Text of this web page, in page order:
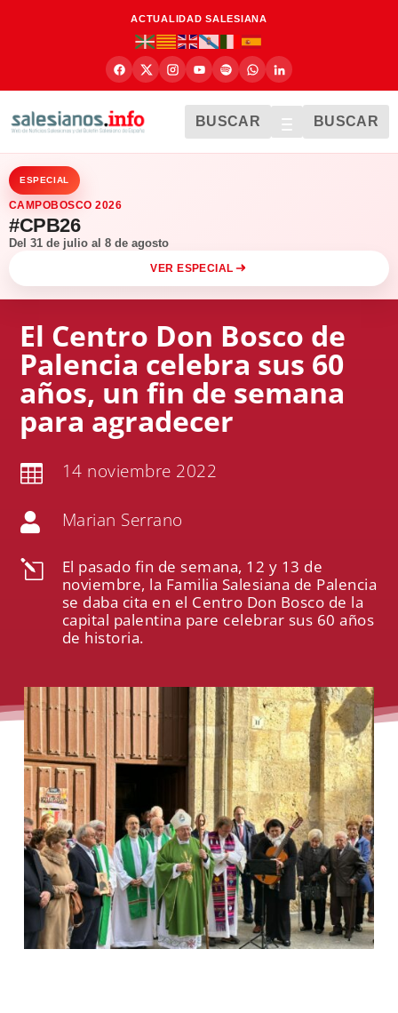
ACTUALIDAD SALESIANA
BUSCAR BUSCAR
ESPECIAL
CAMPOBOSCO 2026
#CPB26
Del 31 de julio al 8 de agosto
VER ESPECIAL
El Centro Don Bosco de
Palencia celebra sus 60
años, un fin de semana
para agradecer
 14 noviembre 2022
 Marian Serrano
l
El pasado fin de semana, 12 y 13 de
noviembre, la Familia Salesiana de Palencia
se daba cita en el Centro Don Bosco de la
capital palentina pare celebrar sus 60 años
de historia.